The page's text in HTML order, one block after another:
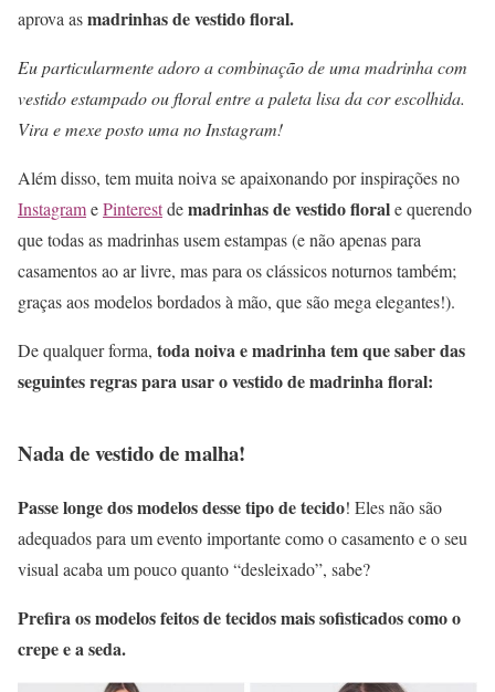
aprova asmadrinhas de vestido floral.
Eu particularmente adoro a combinação de uma madrinha com
vestido estampado ou floral entre a paleta lisa da cor escolhida.
Vira e mexe posto uma no Instagram!
Além disso, tem muita noiva se apaixonando por inspirações no
InstagramePinterestdemadrinhas de vestido florale querendo
que todas as madrinhas usem estampas (e não apenas para
casamentos ao ar livre, mas para os clássicos noturnos também;
graças aos modelos bordados à mão, que são mega elegantes!).
De qualquer forma, toda noiva e madrinha tem que saber das
seguintes regras para usar o vestido de madrinha floral:
Nada de vestido de malha!
Passe longe dos modelos desse tipo de tecido! Eles não são
adequados para um evento importante como o casamento e o seu
visual acaba um pouco quanto “desleixado”, sabe?
Prefira os modelos feitos de tecidos mais sofisticados como o
crepe e a seda.